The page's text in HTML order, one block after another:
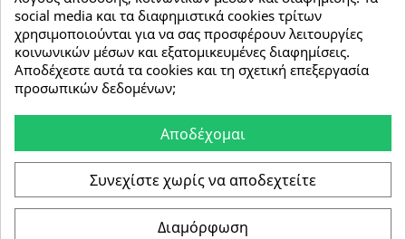
NEWSLETTER
Εγγραφείτε δωρεάν και θα είστε οι πρώτοι που θα
λάβετε τα νέα μας γύρω από προσφορές, εκπτώσεις
και νέα προϊόντα.
Συμφωνώ με τουςόρους χρήσης
social media και τα διαφημιστικά cookies τρίτων
χρησιμοποιούνται για να σας προσφέρουν λειτουργίες
κοινωνικών μέσων και εξατομικευμένες διαφημίσεις.
Αποδέχεστε αυτά τα cookies και τη σχετική επεξεργασία
προσωπικών δεδομένων;
Αποδέχομαι
Συνεχίστε χωρίς να αποδεχτείτε
Διαμόρφωση